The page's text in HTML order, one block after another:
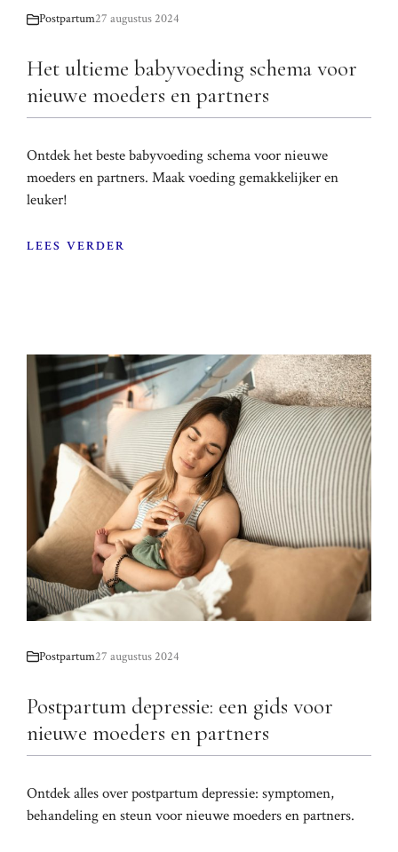
Postpartum27 augustus 2024
Het ultieme babyvoeding schema voor
nieuwe moeders en partners
Ontdek het beste babyvoeding schema voor nieuwe
moeders en partners. Maak voeding gemakkelijker en
leuker!
LEES VERDER
Postpartum27 augustus 2024
Postpartum depressie: een gids voor
nieuwe moeders en partners
Ontdek alles over postpartum depressie: symptomen,
behandeling en steun voor nieuwe moeders en partners.